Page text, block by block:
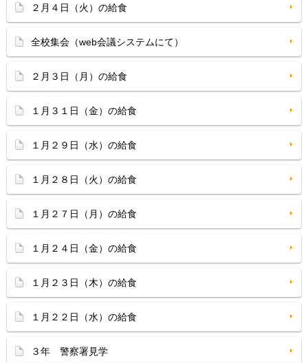
２月４日（火）の給食
全校集会（web会議システムにて）
２月３日（月）の給食
１月３１日（金）の給食
１月２９日（水）の給食
１月２８日（火）の給食
１月２７日（月）の給食
１月２４日（金）の給食
１月２３日（木）の給食
１月２２日（水）の給食
３年 警察署見学